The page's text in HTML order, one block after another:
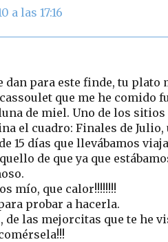
a las 17:16
dan para este finde, tu plato
que me he comido
de miel. Uno de los
el cuadro: Finales de
15 días que llevábamos
de que ya que
mío, que calor!!!!!!!!
probar a hacerla.
de las mejorcitas que te he